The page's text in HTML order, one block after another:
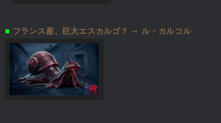
■ フランス産、巨大エスカルゴ？ ～ ル・カルコル